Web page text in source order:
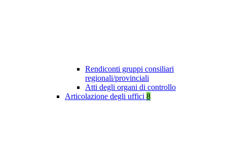
Rendiconti gruppi consiliari
regionali/provinciali
Atti degli organi di controllo
Articolazione degli uffici 8